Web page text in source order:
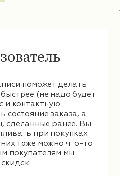
поможет делать
(не надо будет
и контактную
состояние заказа, а
сделанные ранее. Вы
при покупках
тоже можно что-то
покупателям мы